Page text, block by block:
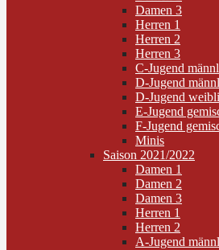
Damen 3
Herren 1
Herren 2
Herren 3
C-Jugend
D-Jugend
D-Jugend
E-Jugend
F-Jugend
Minis
Saison 2021/2022
Damen 1
Damen 2
Damen 3
Herren 1
Herren 2
A-Jugend